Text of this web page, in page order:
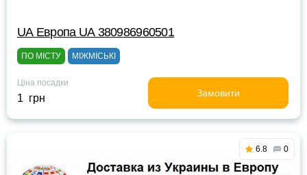
UА Европа UА 380986960501
ПО МІСТУ МІЖМІСЬКІ
Ціна посадки
1 грн Замовити
6.8 0